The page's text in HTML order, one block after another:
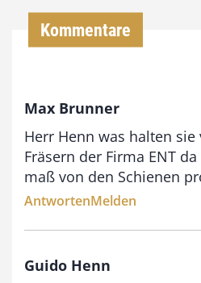
s
9
3
Kommentare
Max Brunner
Herr Henn was halten
Fräsern der Firma ENT
maß von den Schienen
AntwortenMelden
Guido Henn